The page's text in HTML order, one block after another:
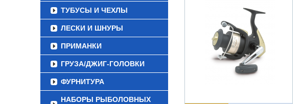
ТУБУСЫ И ЧЕХЛЫ
ЛЕСКИ И ШНУРЫ
ПРИМАНКИ
ГРУЗА/ДЖИГ-ГОЛОВКИ
ФУРНИТУРА
НАБОРЫ РЫБОЛОВНЫХ